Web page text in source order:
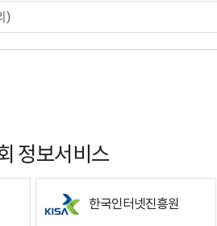
정보서비스
한국인터넷진흥원